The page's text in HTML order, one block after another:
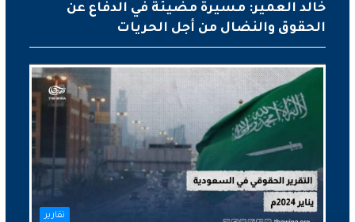
خالد العمير: مسيرة مضيئة في الدفاع عن
الحقوق والنضال من أجل الحريات
تقارير